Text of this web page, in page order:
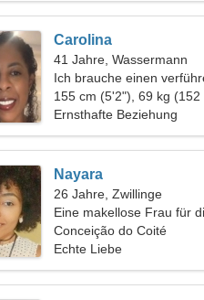
Carolina
41 Jahre, Wassermann
Ich brauche einen
um zusammen Ski zu
155 cm (5'2"), 69 kg (152
Ernsthafte Beziehung
Nayara
26 Jahre, Zwillinge
Eine makellose Frau für
Conceição do Coité
Echte Liebe